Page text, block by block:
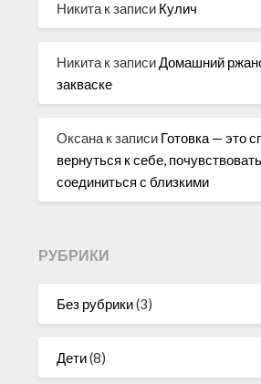
Никита к записи Кулич
Никита к записиДомашний
закваске
Оксана к записи Готовка — это
вернуться к себе,
соединиться с близкими
РУБРИКИ
Без рубрики(3)
Дети(8)